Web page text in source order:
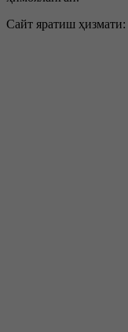
Сайт яратиш ҳизмати: